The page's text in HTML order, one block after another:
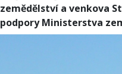
zemědělství a venkova
podpory Ministerstva